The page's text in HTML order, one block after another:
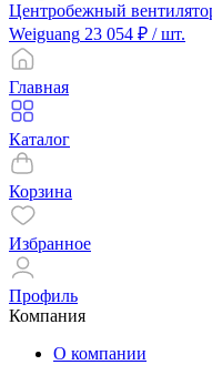
Центробежный
Weiguang 23 054 ₽ / шт.
Главная
Каталог
Корзина
Избранное
Профиль
Компания
О компании